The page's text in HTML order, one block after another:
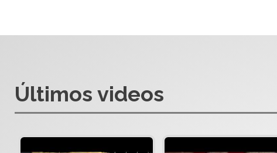
Últimos videos